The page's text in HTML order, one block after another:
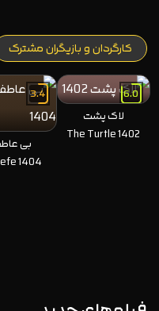
کارگردان و بازیگران مشترک
6.0
لاک پشت
The Turtle 1402
3.4
بی
1404